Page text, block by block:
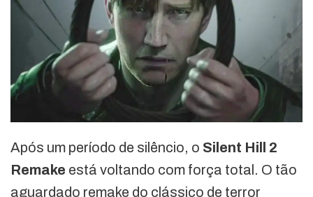
Após um período de silêncio, o Silent Hill 2
Remake está voltando com força total. O tão
aguardado remake do clássico de terror